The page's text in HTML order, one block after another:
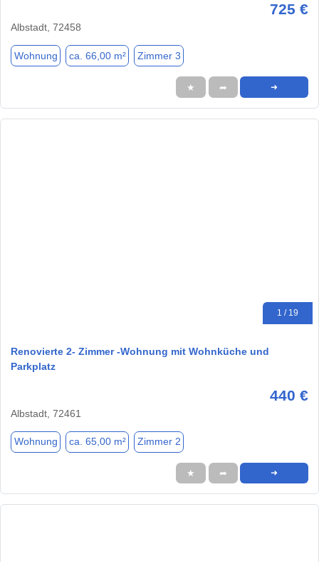
725 €
Albstadt, 72458
Wohnung ca. 66,00 m² Zimmer 3
★ ➦ ➜
1 / 19
Renovierte 2- Zimmer -Wohnung mit Wohnküche und
Parkplatz
440 €
Albstadt, 72461
Wohnung ca. 65,00 m² Zimmer 2
★ ➦ ➜